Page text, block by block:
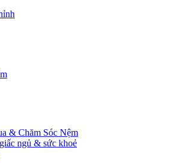
& Chăm Sóc Nệm
ngủ & sức khoẻ